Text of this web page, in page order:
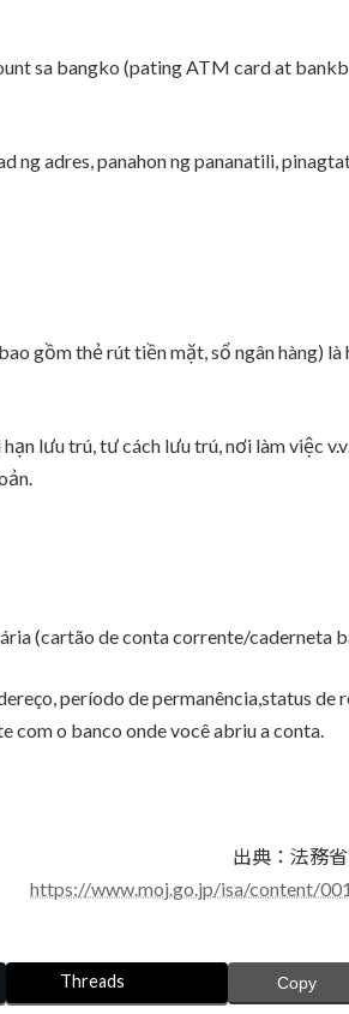
sa bangko (pating ATM card at
ng adres, panahon ng pananatili,
gồm thẻ rút tiền mặt, sổ ngân hàng) là
lưu trú, tư cách lưu trú, nơi làm việc
(cartão de conta corrente/caderneta
período de permanência,status de
com o banco onde você abriu a conta.
出典：法務
https://www.moj.go.jp/isa/content/
Threads Copy